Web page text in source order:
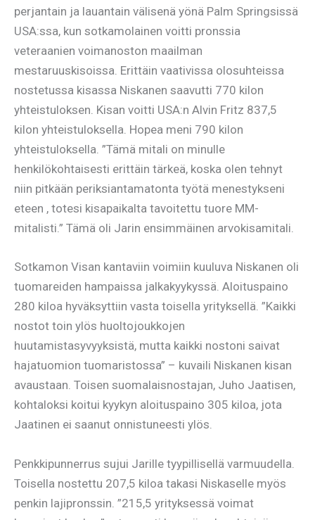
perjantain ja lauantain välisenä yönä Palm Springsissä
USA:ssa, kun sotkamolainen voitti pronssia
veteraanien voimanoston maailman
mestaruuskisoissa. Erittäin vaativissa olosuhteissa
nostetussa kisassa Niskanen saavutti 770 kilon
yhteistuloksen. Kisan voitti USA:n Alvin Fritz 837,5
kilon yhteistuloksella. Hopea meni 790 kilon
yhteistuloksella. ”Tämä mitali on minulle
henkilökohtaisesti erittäin tärkeä, koska olen tehnyt
niin pitkään periksiantamatonta työtä menestykseni
eteen , totesi kisapaikalta tavoitettu tuore MM-
mitalisti.” Tämä oli Jarin ensimmäinen arvokisamitali.
Sotkamon Visan kantaviin voimiin kuuluva Niskanen oli
tuomareiden hampaissa jalkakyykyssä. Aloituspaino
280 kiloa hyväksyttiin vasta toisella yrityksellä. ”Kaikki
nostot toin ylös huoltojoukkojen
huutamistasyvyyksistä, mutta kaikki nostoni saivat
hajatuomion tuomaristossa” – kuvaili Niskanen kisan
avaustaan. Toisen suomalaisnostajan, Juho Jaatisen,
kohtaloksi koitui kyykyn aloituspaino 305 kiloa, jota
Jaatinen ei saanut onnistuneesti ylös.
Penkkipunnerrus sujui Jarille tyypillisellä varmuudella.
Toisella nostettu 207,5 kiloa takasi Niskaselle myös
penkin lajipronssin. ”215,5 yrityksessä voimat